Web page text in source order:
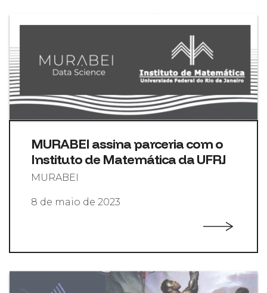
MURABEI assina parceria com o
Instituto de Matemática da UFRJ
MURABEI
8 de maio de 2023